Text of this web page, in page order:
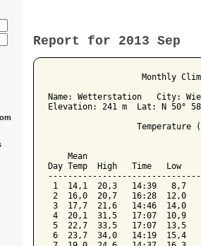
Report for 2013 Sep
Monthly
Name: Wetterstation   City:
Elevation: 241 m  Lat: N 50°
Temperature
Mean
Day Temp  High   Time   Low
1  14,1  20,3   14:39   8,7
2  16,0  20,7   16:28  12,0
3  17,7  21,6   14:46  14,0
4  20,1  31,5   17:07  10,9
5  22,7  33,5   17:07  13,5
6  23,7  34,0   14:19  15,4